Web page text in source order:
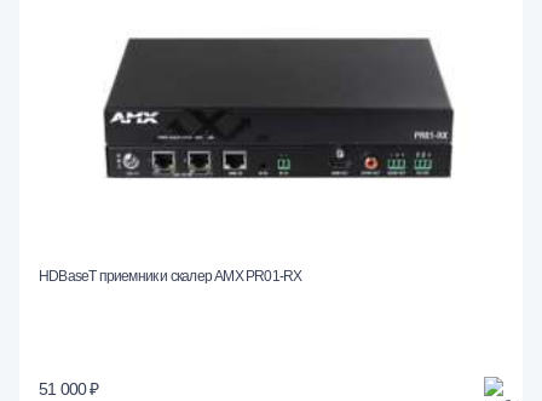
HDBaseT приемник и скалер AMX PR01-RX
51 000 ₽